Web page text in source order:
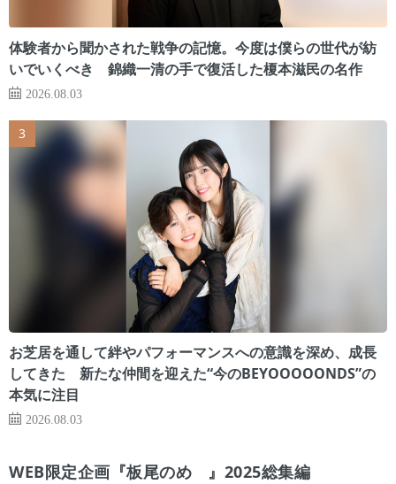
体験者から聞かされた戦争の記憶。今度は僕らの世代が紡
いでいくべき 錦織一清の手で復活した榎本滋民の名作
2026.08.03
お芝居を通して絆やパフォーマンスへの意識を深め、成長
してきた 新たな仲間を迎えた“今のBEYOOOOONDS”の
本気に注目
2026.08.03
WEB限定企画『板尾のめ゙』2025総集編